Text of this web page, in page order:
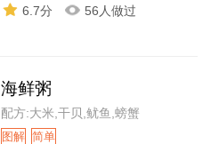
6.7分 56人做过
海鲜粥
配方:大米,干贝,鱿鱼,螃蟹
图解 简单